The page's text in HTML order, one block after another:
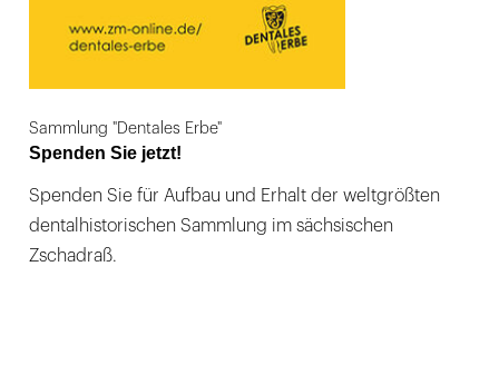
Sammlung "Dentales Erbe"
Spenden Sie jetzt!
Spenden Sie für Aufbau und Erhalt der weltgrößten
dentalhistorischen Sammlung im sächsischen
Zschadraß.